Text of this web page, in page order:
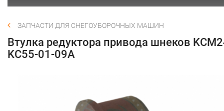
ЗАПЧАСТИ ДЛЯ СНЕГОУБОРОЧНЫХ МАШИН
Втулка редуктора привода шнеков
KC55-01-09A